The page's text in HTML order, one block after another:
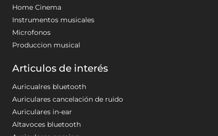
Home Cinema
Instrumentos musicales
Microfonos
Produccion musical
Articulos de interés
Auricualres bluetooth
Auriculares cancelación de ruido
Auriculares in-ear
Altavoces bluetooth